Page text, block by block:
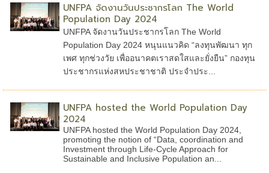
UNFPA จัดงานวันประชากรโลก The World
Population Day 2024
UNFPA จัดงานวันประชากรโลก The World
Population Day 2024 หนุนแนวคิด “ลงทุนพัฒนา ทุก
เพศ ทุกช่วงวัย เพื่ออนาคตเราสดใสและยั่งยืน” กองทุน
ประชากรแห่งสหประชาชาติ ประจำประ...
UNFPA hosted the World Population Day
2024
UNFPA hosted the World Population Day 2024,
promoting the notion of “Data, coordination and
Investment through Life-Cycle Approach for
Sustainable and Inclusive Population an...